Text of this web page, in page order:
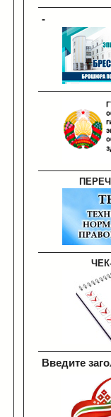
-
Введите